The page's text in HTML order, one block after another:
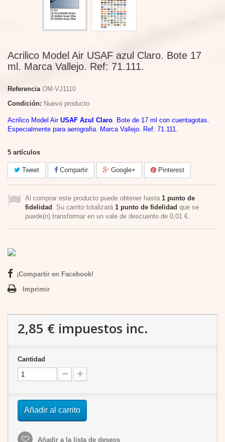
Acrilico Model Air USAF azul Claro. Bote 17
ml. Marca Vallejo. Ref: 71.111.
Referencia OM-VJ1110
Condición: Nuevo producto
Acrilico Model Air USAF Azul Claro. Bote de 17 ml con cuentagotas.
Especialmente para aerografia. Marca Vallejo. Ref: 71.111.
5 artículos
Tweet Compartir Google+ Pinterest
Al comprar este producto puede obtener hasta 1 punto de
fidelidad . Su carrito totalizará 1 punto de fidelidad que se
puede(n) transformar en un vale de descuento de 0,01 €.
¡Compartir en Facebook!
Imprimir
2,85 € impuestos inc.
Cantidad
Añadir al carrito
Añadir a la lista de deseos